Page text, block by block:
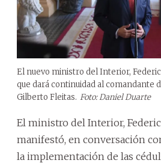
El nuevo ministro del Interior,
que dará continuidad al comandante
Gilberto Fleitas. Foto: Daniel Duarte
El ministro del Interior,
manifestó, en conversación
la implementación de las